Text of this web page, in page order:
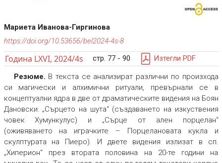
Мариета Иванова-Гиргинова
https://doi.org/10.53656/bel2024-4s-8
Година LXVI, 2024/4s стр. 77 - 90 Изтегли PDF
Резюме. В текста се анализират различни по произхода
си магически и алхимични ритуали, превърнали се в
концептуални ядра в две от драматическите видения на Боян
Дановски: „Сърцето на шута“ (създаването на изкуствения
човек Хумункулус) и „Сърце от ален порцелан“
(оживяването на играчките – Порцелановата кукла и
скулптурата на Пиеро). И двете видения излизат в сп.
„Хиперион“ през втората половина на 20-те години на